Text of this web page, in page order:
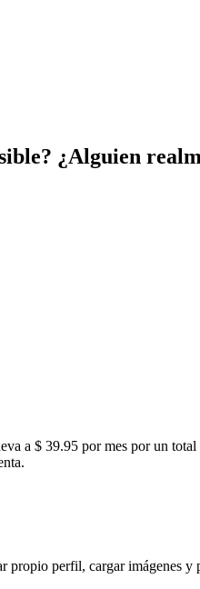
¿Alguien
a $ 39.95 por mes por un total
propio perfil, cargar imágenes y